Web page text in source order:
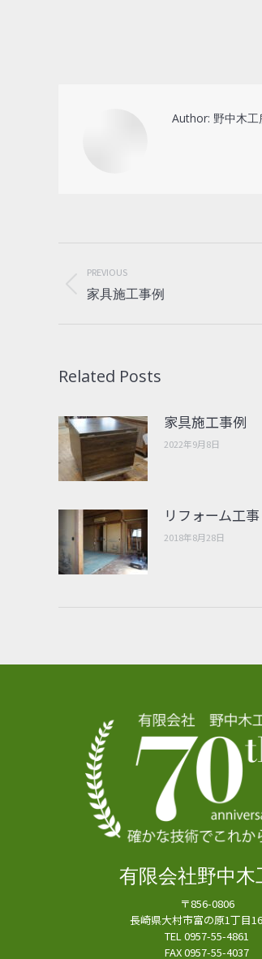
Author: 野中木工
navigation
PREVIOUS
Previous
家具施工事例
Related Posts
家具施工事例
2022年9月8日
リフォーム工事
2018年8月28日
有限会社野中木
〒856-0806
長崎県大村市富の原1丁目
TEL 0957-55-4861
FAX 0957-55-4037